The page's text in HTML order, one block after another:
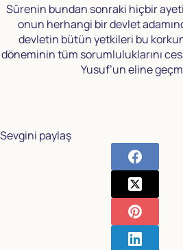
Sûrenin bundan sonraki hiçbir
onun herhangi bir devlet
devletin bütün yetkileri bu
döneminin tüm sorumluluklarını
Yusuf’un eline
Sevgini paylaş